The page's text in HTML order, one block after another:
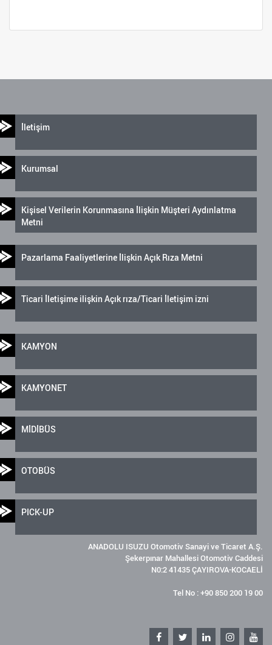
İletişim
Kurumsal
Kişisel Verilerin Korunmasına İlişkin Müşteri Aydınlatma
Metni
Pazarlama Faaliyetlerine İlişkin Açık Rıza Metni
Ticari İletişime ilişkin Açık rıza/Ticari İletişim izni
KAMYON
KAMYONET
MİDİBÜS
OTOBÜS
PICK-UP
ANADOLU ISUZU Otomotiv Sanayi ve Ticaret A.Ş.
Şekerpınar Mahallesi Otomotiv Caddesi
N0:2 41435 ÇAYIROVA-KOCAELİ
Tel No : +90 850 200 19 00